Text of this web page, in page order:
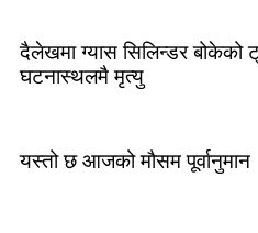
दैलेखमा ग्यास सिलिन्डर बोकेको
घटनास्थलमै मृत्यु
यस्तो छ आजको मौसम पूर्वानुमान